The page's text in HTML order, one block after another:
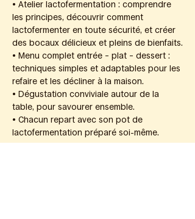
• Atelier lactofermentation : comprendre
les principes, découvrir comment
lactofermenter en toute sécurité, et créer
des bocaux délicieux et pleins de bienfaits.
• Menu complet entrée – plat – dessert :
techniques simples et adaptables pour les
refaire et les décliner à la maison.
• Dégustation conviviale autour de la
table, pour savourer ensemble.
• Chacun repart avec son pot de
lactofermentation préparé soi-même.